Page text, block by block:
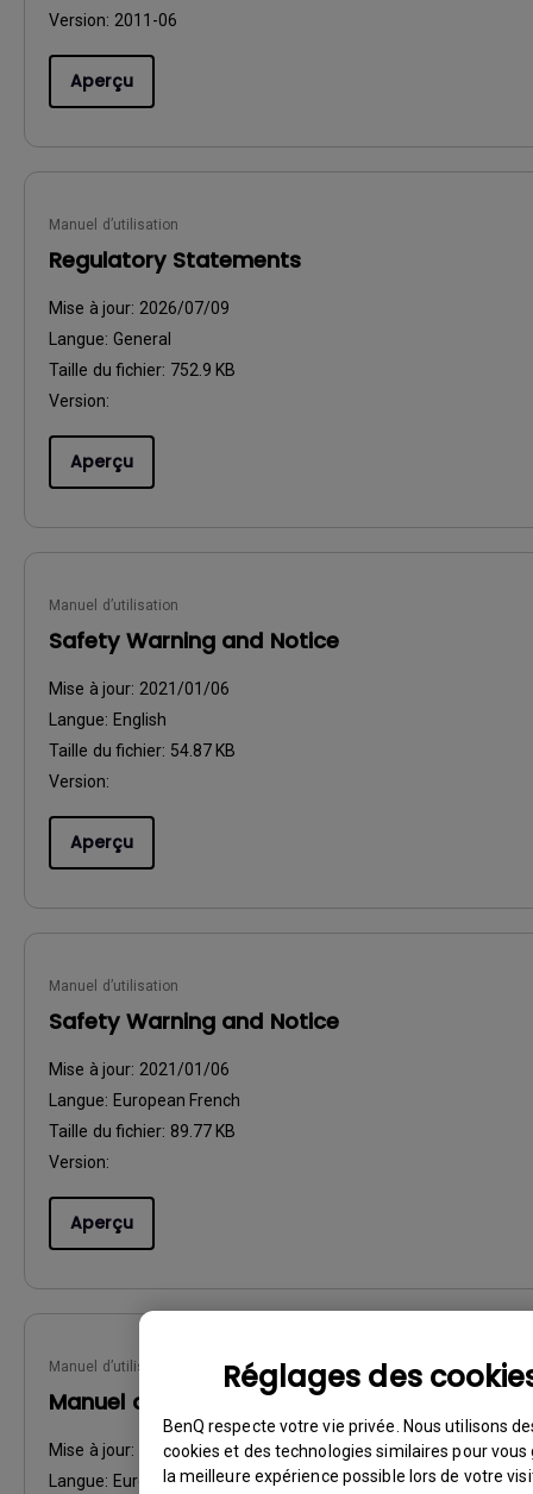
Réglages des
BenQ respecte votre vie privée. Nous utilisons
cookies et des technologies similaires pour
la meilleure expérience possible lors de votre
Version: 2011-06
Aperçu
Manuel d’utilisation
Regulatory Statements
Mise à jour: 2026/07/09
Langue: General
Taille du fichier: 752.9 KB
Version:
Aperçu
Manuel d’utilisation
Safety Warning and Notice
Mise à jour: 2021/01/06
Langue: English
Taille du fichier: 54.87 KB
Version:
Aperçu
Manuel d’utilisation
Safety Warning and Notice
Mise à jour: 2021/01/06
Langue: European French
Taille du fichier: 89.77 KB
Version:
Aperçu
Manuel d’utilisation
Manuel d'utilisation
Mise à jour:
2009/10/14
Langue: European French